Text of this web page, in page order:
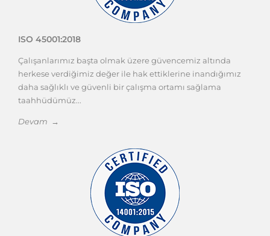
ISO 45001:2018
Çalışanlarımız başta olmak üzere güvencemiz altında
herkese verdiğimiz değer ile hak ettiklerine inandığımız
daha sağlıklı ve güvenli bir çalışma ortamı sağlama
taahhüdümüz...
Devam →